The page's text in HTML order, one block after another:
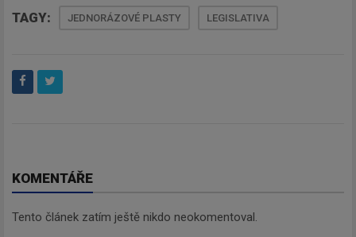
TAGY: JEDNORÁZOVÉ PLASTY LEGISLATIVA
KOMENTÁŘE
Tento článek zatím ještě nikdo neokomentoval.